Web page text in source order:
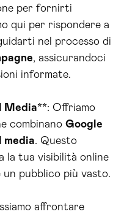
per fornirti
qui per rispondere a
nel processo di
, assicurandoci
informate.
Media**: Offriamo
combinano Google
media. Questo
la tua visibilità online
pubblico più vasto.
affrontare